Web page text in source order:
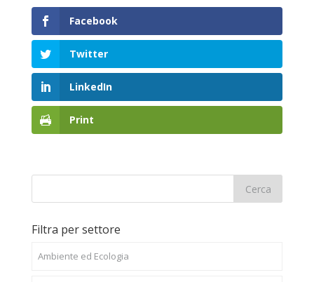
Facebook
Twitter
LinkedIn
Print
Filtra per settore
Ambiente ed Ecologia